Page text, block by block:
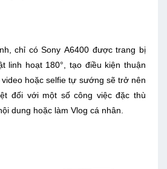
chỉ có Sony A6400 được trang bị
linh hoạt 180°, tạo điều kiện thuận
hoặc selfie tự sướng sẽ trở nên
đối với một số công việc đặc thù
dung hoặc làm Vlog cá nhân.